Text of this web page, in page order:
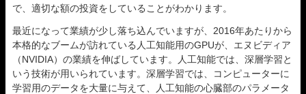
で、適切な額の投資をしていることがわかります。
最近になって業績が少し落ち込んでいますが、2016年あたりから
本格的なブームが訪れている人工知能用のGPUが、エヌビディア
（NVIDIA）の業績を伸ばしています。人工知能では、深層学習と
いう技術が用いられています。深層学習では、コンピューターに
学習用のデータを大量に与えて、人工知能の心臓部のパラメータ